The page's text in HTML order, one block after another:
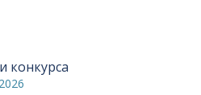
конкурса